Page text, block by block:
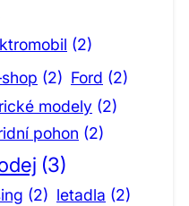
(2)
(2) Ford (2)
modely (2)
pohon (2)
(3)
(2) letadla (2)